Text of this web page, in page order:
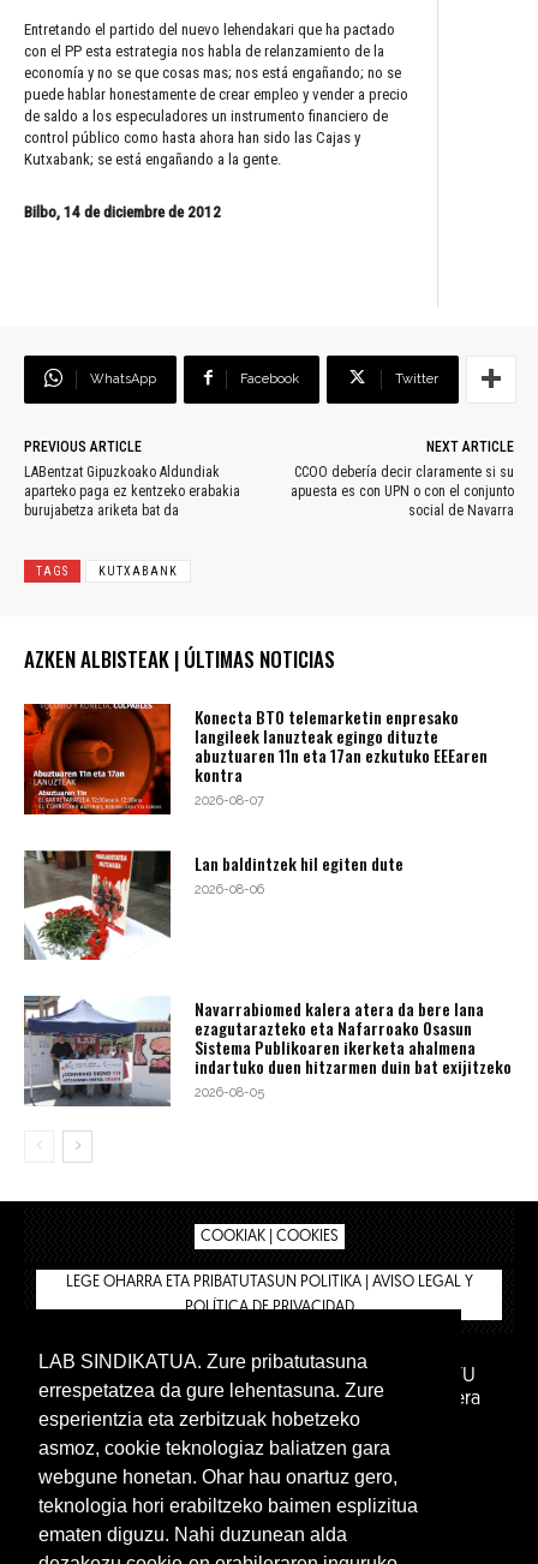
Entretando el partido del nuevo lehendakari que ha pactado
con el PP esta estrategia nos habla de relanzamiento de la
economía y no se que cosas mas; nos está engañando; no se
puede hablar honestamente de crear empleo y vender a precio
de saldo a los especuladores un instrumento financiero de
control público como hasta ahora han sido las Cajas y
Kutxabank; se está engañando a la gente.
Bilbo, 14 de diciembre de 2012
WhatsApp Facebook Twitter
PREVIOUS ARTICLE
LABentzat Gipuzkoako Aldundiak
aparteko paga ez kentzeko erabakia
burujabetza ariketa bat da
NEXT ARTICLE
CCOO debería decir claramente si su
apuesta es con UPN o con el conjunto
social de Navarra
TAGS KUTXABANK
AZKEN ALBISTEAK | ÚLTIMAS NOTICIAS
Konecta BTO telemarketin enpresako
langileek lanuzteak egingo dituzte
abuztuaren 11n eta 17an ezkutuko EEEaren
kontra
2026-08-07
Lan baldintzek hil egiten dute
2026-08-06
Navarrabiomed kalera atera da bere lana
ezagutarazteko eta Nafarroako Osasun
Sistema Publikoaren ikerketa ahalmena
indartuko duen hitzarmen duin bat exijitzeko
2026-08-05
COOKIAK | COOKIES
LEGE OHARRA ETA PRIBATUTASUN POLITIKA | AVISO LEGAL Y
POLÍTICA DE PRIVACIDAD
IPAR HEGOA FUNDAZIOA
AFILIATU
DENDA
BARNE GUNEA 🔑 Euskara Gaztelera
LAB SINDIKATUA. Zure pribatutasuna
errespetatzea da gure lehentasuna. Zure
esperientzia eta zerbitzuak hobetzeko
asmoz, cookie teknologiaz baliatzen gara
webgune honetan. Ohar hau onartuz gero,
teknologia hori erabiltzeko baimen esplizitua
ematen diguzu. Nahi duzunean alda